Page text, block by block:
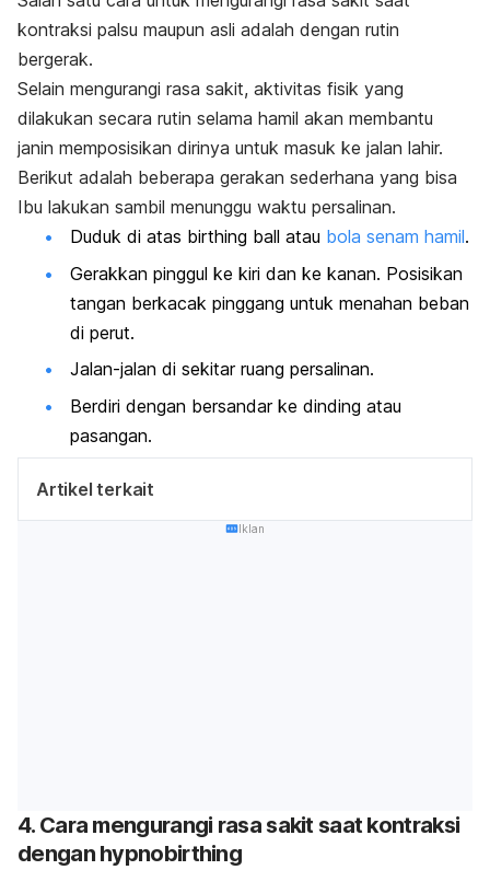
kontraksi palsu maupun asli adalah dengan rutin
bergerak.
Selain mengurangi rasa sakit, aktivitas fisik yang
dilakukan secara rutin selama hamil akan membantu
janin memposisikan dirinya untuk masuk ke jalan lahir.
Berikut adalah beberapa gerakan sederhana yang bisa
Ibu lakukan sambil menunggu waktu persalinan.
Duduk di atas birthing ball atau bola senam hamil.
Gerakkan pinggul ke kiri dan ke kanan. Posisikan
tangan berkacak pinggang untuk menahan beban
di perut.
Jalan-jalan di sekitar ruang persalinan.
Berdiri dengan bersandar ke dinding atau
pasangan.
Artikel terkait
Iklan
4. Cara mengurangi rasa sakit saat kontraksi
dengan hypnobirthing